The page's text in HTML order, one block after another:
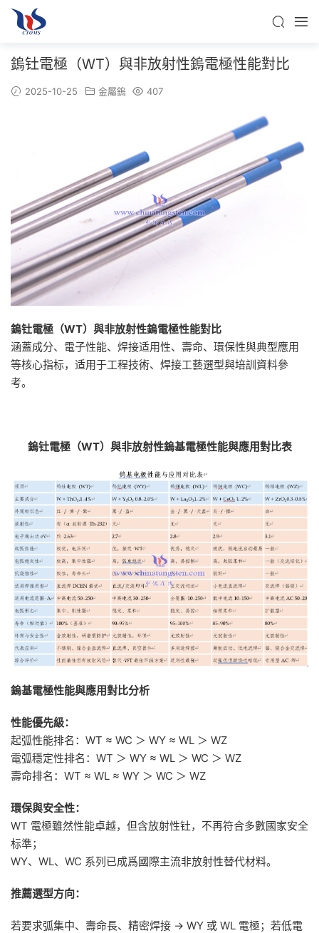
鎢钍電極（WT）與非放射性鎢電極性能對比
2025-10-25 金屬鎢 407
鎢钍電極（WT）與非放射性鎢電極性能對比
涵蓋成分、電子性能、焊接适用性、壽命、環保性與典型應用
等核心指标，适用于工程技術、焊接工藝選型與培訓資料參
考。
鎢钍電極（WT）與非放射性鎢基電極性能與應用對比表
鎢基電極性能與應用對比分析
性能優先級：
起弧性能排名：WT ≈ WC ＞ WY ≈ WL ＞ WZ
電弧穩定性排名：WT ＞ WY ≈ WL ＞ WC ＞ WZ
壽命排名：WT ≈ WL ≈ WY ＞ WC ＞ WZ
環保與安全性：
WT 電極雖然性能卓越，但含放射性钍，不再符合多數國家安全
标準；
WY、WL、WC 系列已成爲國際主流非放射性替代材料。
推薦選型方向：
若要求弧集中、壽命長、精密焊接 → WY 或 WL 電極；若低電